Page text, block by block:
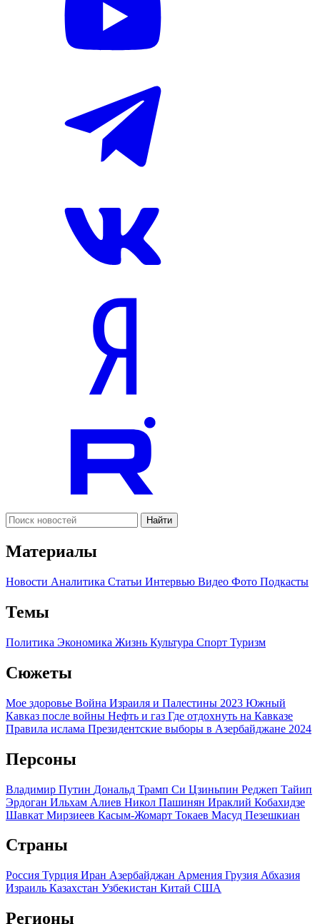
Найти
Материалы
Новости Аналитика Статьи Интервью Видео Фото Подкасты
Темы
Политика Экономика Жизнь Культура Спорт Туризм
Сюжеты
Мое здоровье Война Израиля и Палестины 2023 Южный
Кавказ после войны Нефть и газ Где отдохнуть на Кавказе
Правила ислама Президентские выборы в Азербайджане 2024
Персоны
Владимир Путин Дональд Трамп Си Цзиньпин Реджеп Тайип
Эрдоган Ильхам Алиев Никол Пашинян Ираклий Кобахидзе
Шавкат Мирзиеев Касым-Жомарт Токаев Масуд Пезешкиан
Страны
Россия Турция Иран Азербайджан Армения Грузия Абхазия
Израиль Казахстан Узбекистан Китай США
Регионы